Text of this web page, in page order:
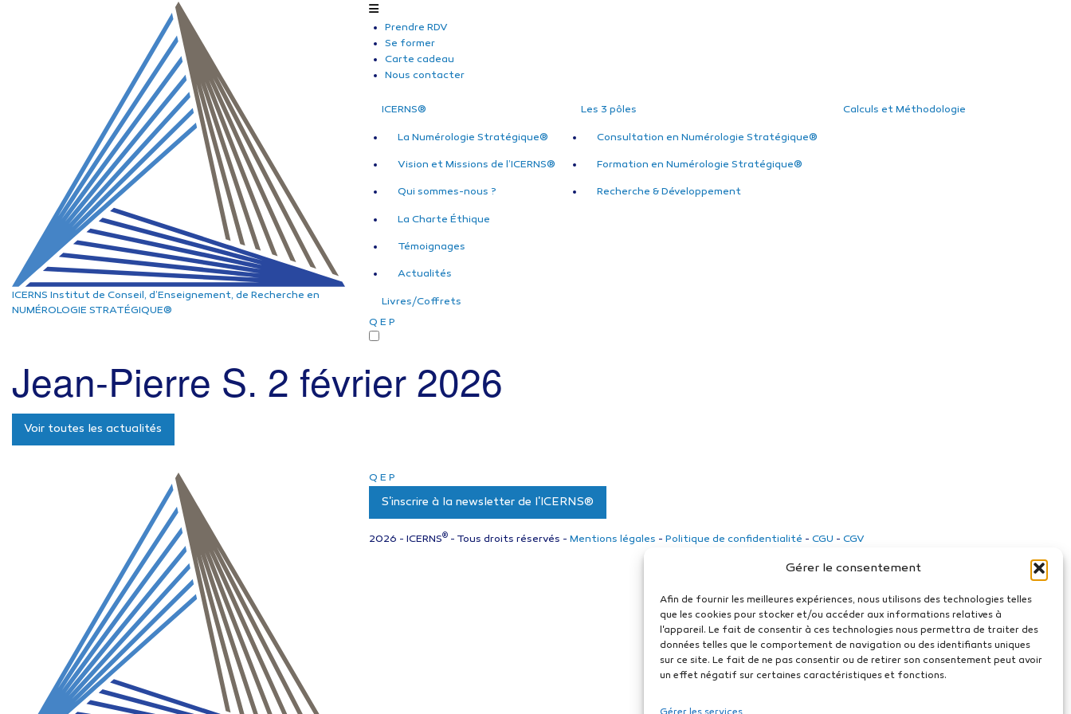
Gérer le consentement
Afin de fournir les meilleures expériences, nous utilisons des technologies telles
que les cookies pour stocker et/ou accéder aux informations relatives à
l'appareil. Le fait de consentir à ces technologies nous permettra de traiter des
données telles que le comportement de navigation ou des identifiants uniques
sur ce site. Le fait de ne pas consentir ou de retirer son consentement peut avoir
un effet négatif sur certaines caractéristiques et fonctions.
ICERNS Institut de Conseil, d’Enseignement, de Recherche en
NUMÉROLOGIE STRATÉGIQUE®
Prendre RDV
Se former
Carte cadeau
Nous contacter
ICERNS®
La Numérologie Stratégique®
Vision et Missions de l’ICERNS®
Qui sommes-nous ?
La Charte Éthique
Témoignages
Actualités
Les 3 pôles
Consultation en Numérologie Stratégique®
Formation en Numérologie Stratégique®
Recherche & Développement
Calculs et Méthodologie
Livres/Coffrets
Q E P
Jean-Pierre S. 2 février 2026
Voir toutes les actualités
Q E P
S'inscrire à la newsletter de l'ICERNS®
2026 - ICERNS® - Tous droits réservés - Mentions légales - Politique de confidentialité - CGU - CGV